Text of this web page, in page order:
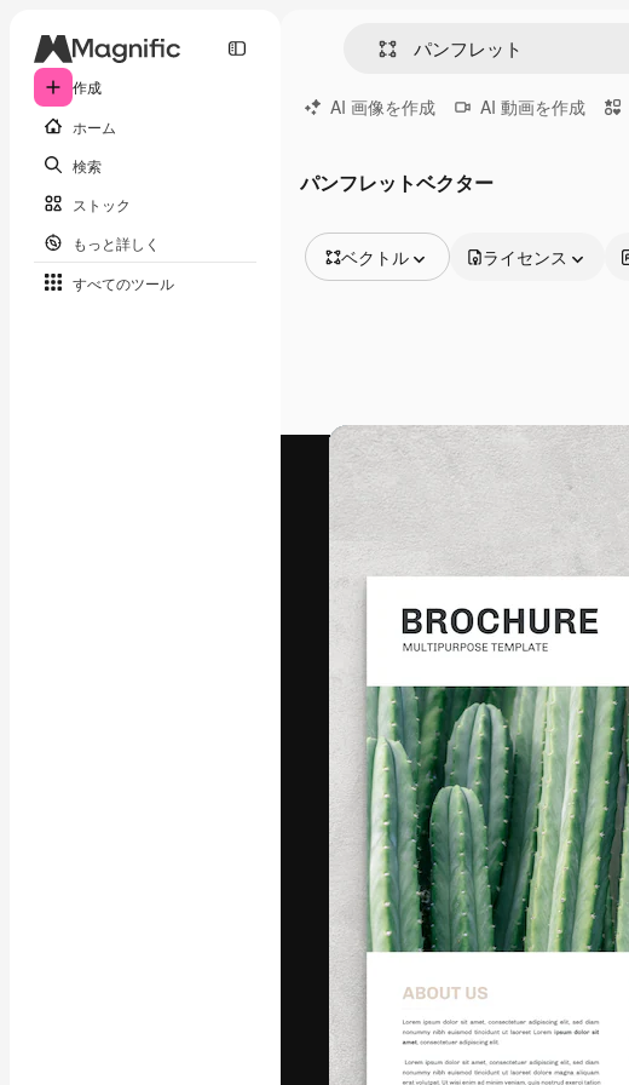
作成
ホーム
検索
ストック
もっと詳しく
すべてのツール
AI 画像を作成 AI 動画を作成
パンフレットベクター
ベクトル
動画
映像素材
モーショングラフィックス
動画テンプレート
アイコン
3D モデル
フォント
ライセンス
最高のクリエイティブ制作
ットフォーム。クリエイタ
店、スタジオを含む100万
日本語
Copyright © 2010-2026Freepik